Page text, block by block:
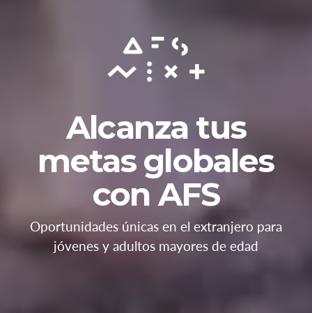
Alcanza tus
metas globales
con AFS
Oportunidades únicas en el extranjero para
jóvenes y adultos mayores de edad